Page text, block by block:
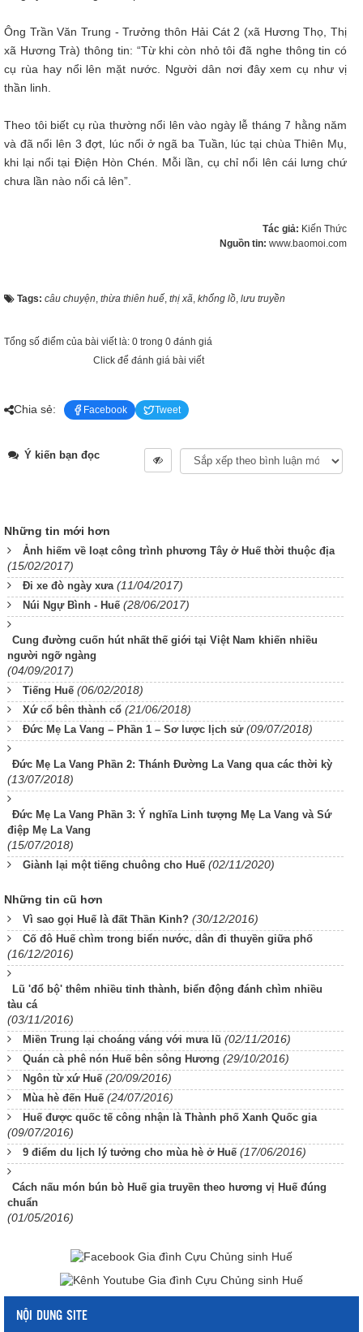
Ông Trần Văn Trung - Trưởng thôn Hải Cát 2 (xã Hương Thọ, Thị
xã Hương Trà) thông tin: “Từ khi còn nhỏ tôi đã nghe thông tin có
cụ rùa hay nổi lên mặt nước. Người dân nơi đây xem cụ như vị
thần linh.
Theo tôi biết cụ rùa thường nổi lên vào ngày lễ tháng 7 hằng năm
và đã nổi lên 3 đợt, lúc nổi ở ngã ba Tuần, lúc tại chùa Thiên Mụ,
khi lại nổi tại Điện Hòn Chén. Mỗi lần, cụ chỉ nổi lên cái lưng chứ
chưa lần nào nổi cả lên”.
Tác giả: Kiến Thức
Nguồn tin: www.baomoi.com
Tags: câu chuyện thừa thiên huế thị xã khổng lồ lưu truyền
Tổng số điểm của bài viết là: 0 trong 0 đánh giá
Click để đánh giá bài viết
Chia sẻ: Facebook Tweet
Ý kiến bạn đọc
Những tin mới hơn
Ảnh hiếm về loạt công trình phương Tây ở Huế thời thuộc địa
(15/02/2017)
Đi xe đò ngày xưa (11/04/2017)
Núi Ngự Bình - Huế (28/06/2017)
Cung đường cuốn hút nhất thế giới tại Việt Nam khiến nhiều
người ngỡ ngàng
(04/09/2017)
Tiếng Huế (06/02/2018)
Xứ cổ bên thành cổ (21/06/2018)
Đức Mẹ La Vang – Phần 1 – Sơ lược lịch sử (09/07/2018)
Đức Mẹ La Vang Phần 2: Thánh Đường La Vang qua các thời kỳ
(13/07/2018)
Đức Mẹ La Vang Phần 3: Ý nghĩa Linh tượng Mẹ La Vang và Sứ
điệp Mẹ La Vang
(15/07/2018)
Giành lại một tiếng chuông cho Huế (02/11/2020)
Những tin cũ hơn
Vì sao gọi Huế là đất Thần Kinh? (30/12/2016)
Cố đô Huế chìm trong biển nước, dân đi thuyền giữa phố
(16/12/2016)
Lũ 'đổ bộ' thêm nhiều tỉnh thành, biển động đánh chìm nhiều
tàu cá
(03/11/2016)
Miền Trung lại choáng váng với mưa lũ (02/11/2016)
Quán cà phê nón Huế bên sông Hương (29/10/2016)
Ngôn từ xứ Huế (20/09/2016)
Mùa hè đến Huế (24/07/2016)
Huế được quốc tế công nhận là Thành phố Xanh Quốc gia
(09/07/2016)
9 điểm du lịch lý tưởng cho mùa hè ở Huế (17/06/2016)
Cách nấu món bún bò Huế gia truyền theo hương vị Huế đúng
chuẩn
(01/05/2016)
NỘI DUNG SITE